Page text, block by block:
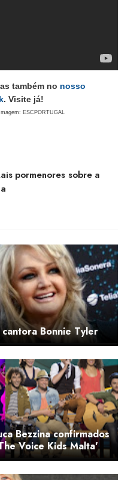
também no nosso
. Visite já!
ESCPORTUGAL
pormenores sobre a
Bonnie Tyler
Bezzina confirmados
Voice Kids Malta'